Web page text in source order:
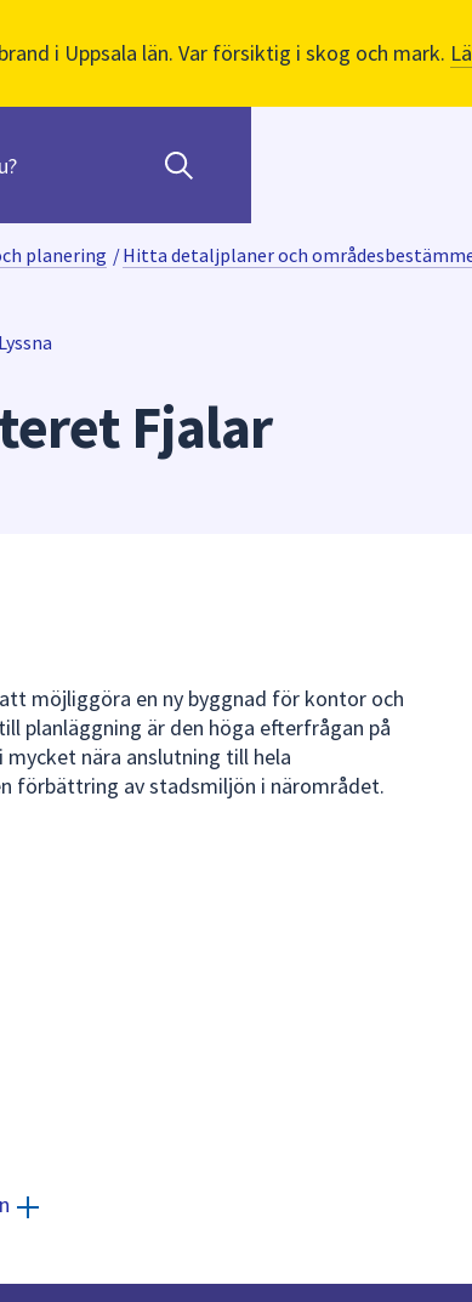
i Uppsala län. Var försiktig i skog och mark.
planering /Hitta detaljplaner och
Lyssna
Fjalar
möjliggöra en ny byggnad för kontor och
planläggning är den höga efterfrågan på
nära anslutning till hela
förbättring av stadsmiljön i närområdet.